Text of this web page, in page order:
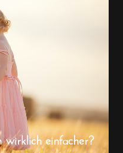
einfacher?